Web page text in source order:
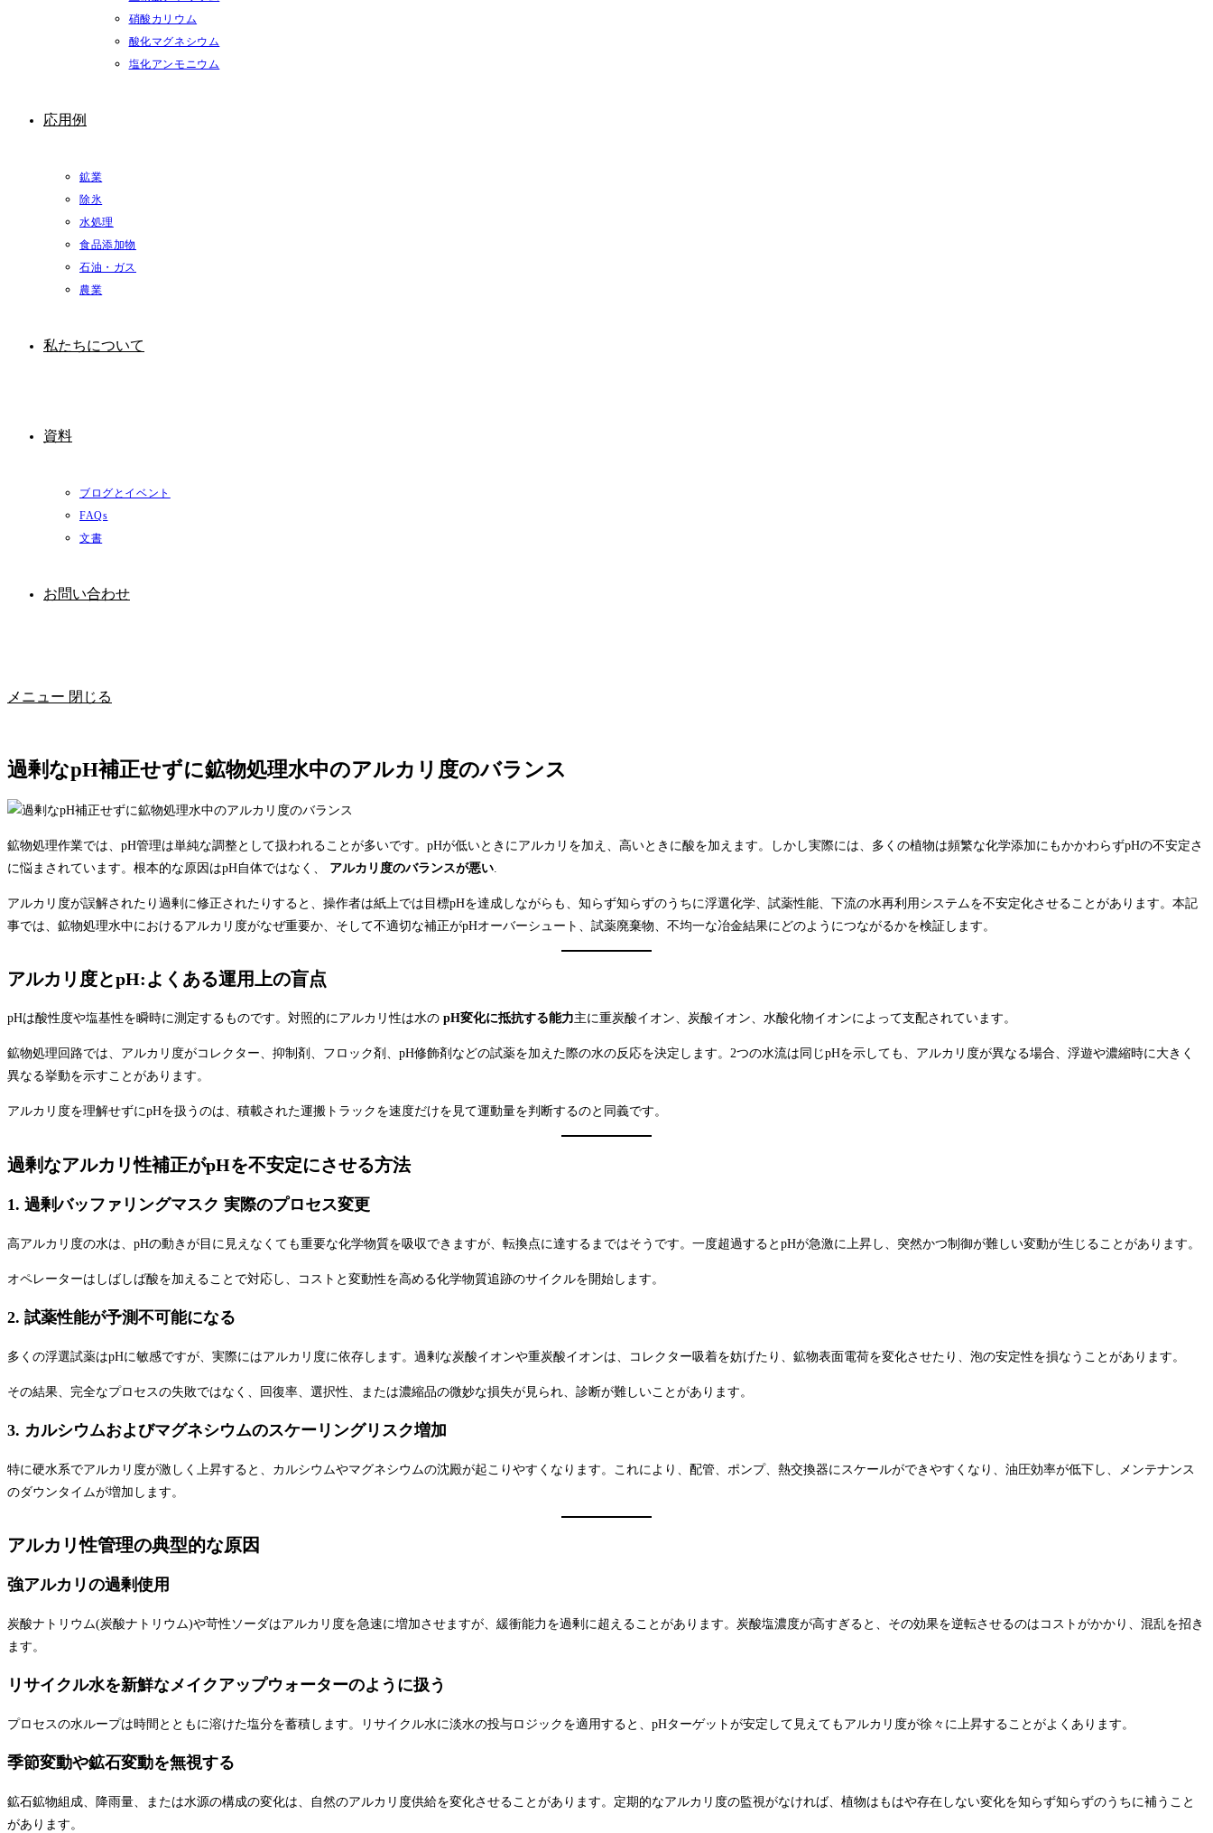
硝酸カリウム
酸化マグネシウム
塩化アンモニウム
応用例
鉱業
除氷
水処理
食品添加物
石油・ガス
農業
私たちについて
資料
ブログとイベント
FAQs
文書
お問い合わせ
メニュー 閉じる
過剰なpH補正せずに鉱物処理水中のアルカリ度のバランス
鉱物処理作業では、pH管理は単純な調整として扱われることが多いです。pHが低いときにアルカリを加え、高いときに酸を加えます。しかし実際には、多くの植物は頻繁な化学添加にもかかわらずpHの不安定さ
に悩まされています。根本的な原因はpH自体ではなく、 アルカリ度のバランスが悪い
アルカリ度が誤解されたり過剰に修正されたりすると、操作者は紙上では目標pHを達成しながらも、知らず知らずのうちに浮選化学、試薬性能、下流の水再利用システムを不安定化させることがあります。本記
事では、鉱物処理水中におけるアルカリ度がなぜ重要か、そして不適切な補正がpHオーバーシュート、試薬廃棄物、不均一な冶金結果にどのようにつながるかを検証します。
アルカリ度とpH:よくある運用上の盲点
pHは酸性度や塩基性を瞬時に測定するものです。対照的にアルカリ性は水の pH変化に抵抗する能力主に重炭酸イオン、炭酸イオン、水酸化物イオンによって支配されています。
鉱物処理回路では、アルカリ度がコレクター、抑制剤、フロック剤、pH修飾剤などの試薬を加えた際の水の反応を決定します。2つの水流は同じpHを示しても、アルカリ度が異なる場合、浮遊や濃縮時に大きく
異なる挙動を示すことがあります。
アルカリ度を理解せずにpHを扱うのは、積載された運搬トラックを速度だけを見て運動量を判断するのと同義です。
過剰なアルカリ性補正がpHを不安定にさせる方法
1. 過剰バッファリングマスク 実際のプロセス変更
高アルカリ度の水は、pHの動きが目に見えなくても重要な化学物質を吸収できますが、転換点に達するまではそうです。一度超過するとpHが急激に上昇し、突然かつ制御が難しい変動が生じることがあります。
オペレーターはしばしば酸を加えることで対応し、コストと変動性を高める化学物質追跡のサイクルを開始します。
2. 試薬性能が予測不可能になる
多くの浮選試薬はpHに敏感ですが、実際にはアルカリ度に依存します。過剰な炭酸イオンや重炭酸イオンは、コレクター吸着を妨げたり、鉱物表面電荷を変化させたり、泡の安定性を損なうことがあります。
その結果、完全なプロセスの失敗ではなく、回復率、選択性、または濃縮品の微妙な損失が見られ、診断が難しいことがあります。
3. カルシウムおよびマグネシウムのスケーリングリスク増加
特に硬水系でアルカリ度が激しく上昇すると、カルシウムやマグネシウムの沈殿が起こりやすくなります。これにより、配管、ポンプ、熱交換器にスケールができやすくなり、油圧効率が低下し、メンテナンス
のダウンタイムが増加します。
アルカリ性管理の典型的な原因
強アルカリの過剰使用
炭酸ナトリウム(炭酸ナトリウム)や苛性ソーダはアルカリ度を急速に増加させますが、緩衝能力を過剰に超えることがあります。炭酸塩濃度が高すぎると、その効果を逆転させるのはコストがかかり、混乱を招き
ます。
リサイクル水を新鮮なメイクアップウォーターのように扱う
プロセスの水ループは時間とともに溶けた塩分を蓄積します。リサイクル水に淡水の投与ロジックを適用すると、pHターゲットが安定して見えてもアルカリ度が徐々に上昇することがよくあります。
季節変動や鉱石変動を無視する
鉱石鉱物組成、降雨量、または水源の構成の変化は、自然のアルカリ度供給を変化させることがあります。定期的なアルカリ度の監視がなければ、植物はもはや存在しない変化を知らず知らずのうちに補うこと
があります。